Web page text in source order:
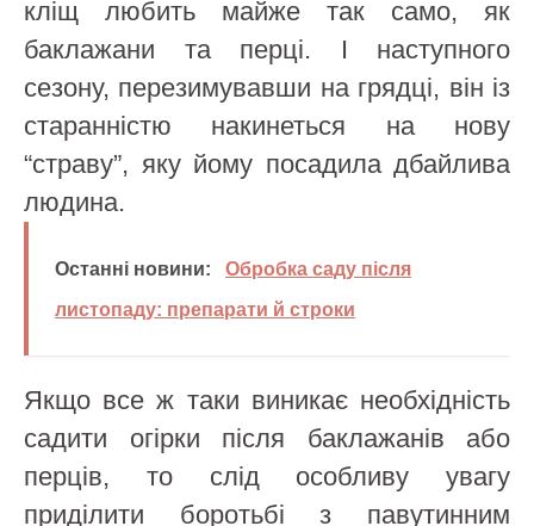
кліщ любить майже так само, як
баклажани та перці. І наступного
сезону, перезимувавши на грядці, він із
старанністю накинеться на нову
“страву”, яку йому посадила дбайлива
людина.
Останні новини:
Обробка саду після
листопаду: препарати й строки
Якщо все ж таки виникає необхідність
садити огірки після баклажанів або
перців, то слід особливу увагу
приділити боротьбі з павутинним